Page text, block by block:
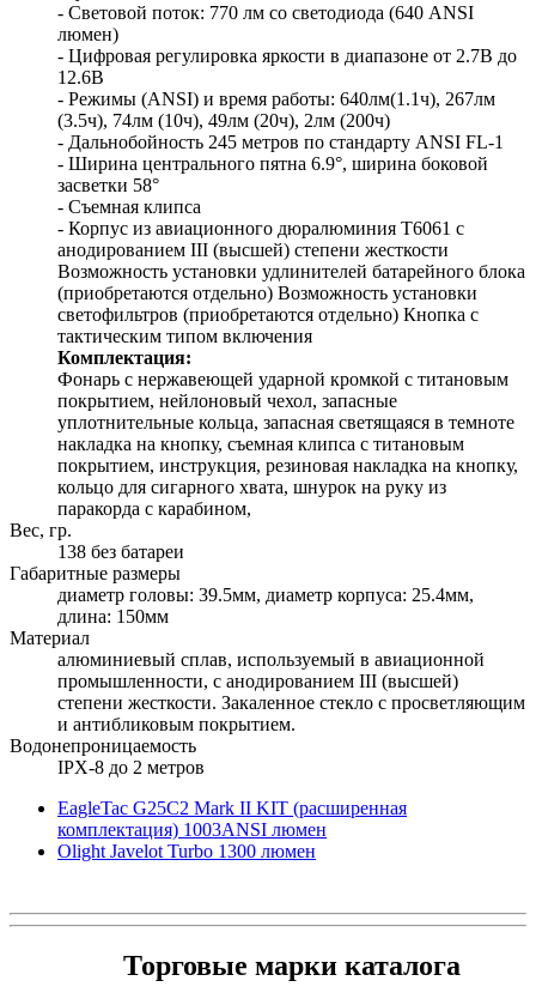
- Световой поток: 770 лм со светодиода (640 ANSI
люмен)
- Цифровая регулировка яркости в диапазоне от 2.7В до
12.6В
- Режимы (ANSI) и время работы: 640лм(1.1ч), 267лм
(3.5ч), 74лм (10ч), 49лм (20ч), 2лм (200ч)
- Дальнобойность 245 метров по стандарту ANSI FL-1
- Ширина центрального пятна 6.9°, ширина боковой
засветки 58°
- Съемная клипса
- Корпус из авиационного дюралюминия T6061 с
анодированием III (высшей) степени жесткости
Возможность установки удлинителей батарейного блока
(приобретаются отдельно) Возможность установки
светофильтров (приобретаются отдельно) Кнопка с
тактическим типом включения
Комплектация:
Фонарь с нержавеющей ударной кромкой с титановым
покрытием, нейлоновый чехол, запасные
уплотнительные кольца, запасная светящаяся в темноте
накладка на кнопку, съемная клипса с титановым
покрытием, инструкция, резиновая накладка на кнопку,
кольцо для сигарного хвата, шнурок на руку из
паракорда с карабином,
Вес, гр.
138 без батареи
Габаритные размеры
диаметр головы: 39.5мм, диаметр корпуса: 25.4мм,
длина: 150мм
Материал
алюминиевый сплав, используемый в авиационной
промышленности, с анодированием III (высшей)
степени жесткости. Закаленное стекло с просветляющим
и антибликовым покрытием.
Водонепроницаемость
IPX-8 до 2 метров
EagleTac G25C2 Mark II KIT (расширенная
комплектация) 1003ANSI люмен
Olight Javelot Turbo 1300 люмен
Торговые марки каталога